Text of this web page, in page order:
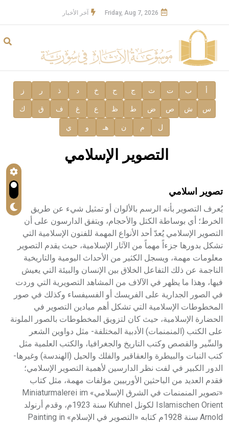
Friday, Aug 7, 2026 آخر الأخبار
أ ب ت ث ج ح خ د ذ ر ز
س ش ص ض ط ظ ع غ ف ق ك
ل م ن هـ و ي
التصوير الإسلامي
تصوير اسلامي
يُعرف التصوير بأنه الرسم بالألوان أو تمثيل شيء عن طريق
الخرط؛ أي بوساطة الكتل والأحجام، ويتفق الدارسون على أن
التصوير الإسلامي يُعدّ أحد الأنواع المهمة للفنون الإسلامية التي
تشكل بدورها جزءاً مهماً من الآثار الإسلامية، حيث يقدم التصوير
معلومات مهمة، ويسجل الكثير من الأحداث اليومية والتاريخية
الناجمة عن ذلك التفاعل الخلاق بين الإنسان والبيئة التي يعيش
فيها، وهذا ما يظهر في الآلاف من المشاهد التصويرية التي وردت
في الصور الجدارية على الفريسك أو الفسيفساء وكذلك في صور
المخطوطات الإسلامية التي تشكل أهم ميادين التصوير في
الحضارة الإسلامية، حيث كان لتزويق المخطوطات بالصور الملونة
على الكتب (المنمنمات) الأدبية المختلفة- مثل دواوين الشعر
والسِّير والقصص وكتب التاريخ والجغرافيا، والكتب العلمية مثل
كتب النبات والبيطرة والعقاقير والفلك والحيل (الهندسة) وغيرها-
الدور الكبير في لفت نظر الدارسين لأهمية التصوير الإسلامي؛
فقدم العديد من الباحثين الأوربيين مؤلفات مهمة، مثل كتاب
«تصوير المنمنمات في الشرق الإسلامي» Miniaturmalerei im
Islamischen Orient لكونل Kuhnel سنة 1923م، وقدم أرنولد
Arnold سنة 1928م كتابه «التصوير في الإسلام» Painting in